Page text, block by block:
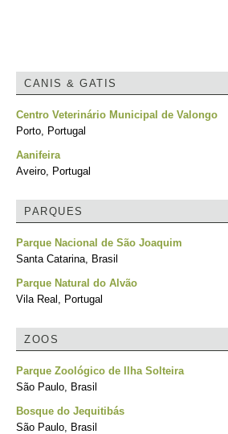
CANIS & GATIS
Centro Veterinário Municipal de Valongo
Porto, Portugal
Aanifeira
Aveiro, Portugal
PARQUES
Parque Nacional de São Joaquim
Santa Catarina, Brasil
Parque Natural do Alvão
Vila Real, Portugal
ZOOS
Parque Zoológico de Ilha Solteira
São Paulo, Brasil
Bosque do Jequitibás
São Paulo, Brasil